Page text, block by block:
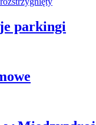
parkingi